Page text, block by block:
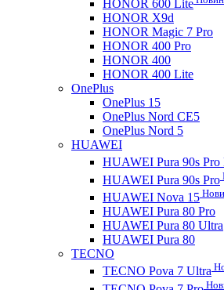
HONOR 600 Lite
HONOR X9d
HONOR Magic 7 Pro
HONOR 400 Pro
HONOR 400
HONOR 400 Lite
OnePlus
OnePlus 15
OnePlus Nord CE5
OnePlus Nord 5
HUAWEI
HUAWEI Pura 90s Pro
HUAWEI Pura 90s Pro
HUAWEI Nova 15
HUAWEI Pura 80 Pro
HUAWEI Pura 80 Ultra
HUAWEI Pura 80
TECNO
TECNO Pova 7 Ultra